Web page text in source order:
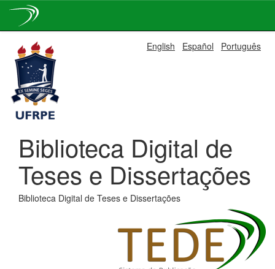
navigation
English Español Português
Biblioteca Digital de
Teses e Dissertações
Biblioteca Digital de Teses e Dissertações